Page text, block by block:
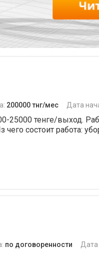
200000 тнг/мес Дата
25000 тенге/выход.
состоит работа:
по договоренности Дата